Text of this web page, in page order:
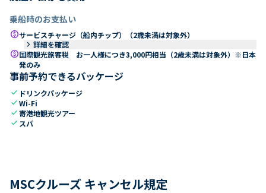
乗船時のお支払い
paidサービスチャージ（船内チップ）（2歳未満は対象外）
keyboard_arrow_right 詳細を確認
paid国際観光旅客税 お一人様につき3,000円相当（2歳未満は対象外）※日本
発のみ
事前予約できるパッケージ
check ドリンクパッケージ
checkWi-Fi
check寄港地観光ツアー
check スパ
MSCクルーズ キャンセル規定